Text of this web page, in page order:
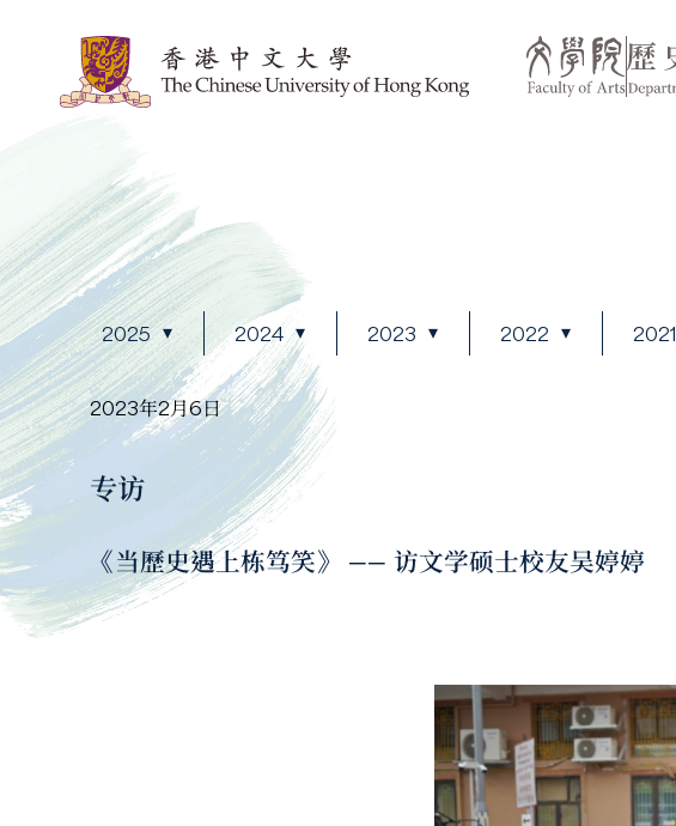
2025 2024 2023 2022 2021
2023年2月6日
专访
《当歷史遇上栋笃笑》 —— 访文学硕士校友吴婷婷